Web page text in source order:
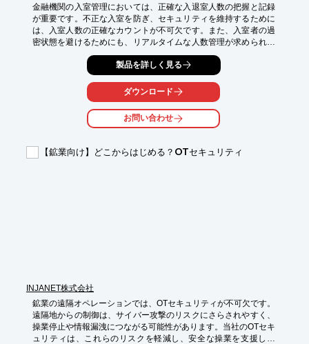
金融機関の入室管理においては、正確な入退室人数の把握と記録
が重要です。不正な入室を防ぎ、セキュリティを維持するために
は、入室人数の正確なカウントが不可欠です。また、入室者の過
密状態を避けるためにも、リアルタイムな人数管理が求められま
す。カウンタユニットTCN9シリーズは、入室管理システムと連
携し、入退室者の人数を正確にカウントすることで、これらの課
題を解決します。
【活用シーン】
・銀行の支店、ATMコーナー
・オフィスビル、データセンター
・入退室管理システムとの連携
製品を詳しく見る
ダウンロード
お問い合わせ
【鉱業向け】どこからはじめる？OTセキュリティ
INJANET株式会社
鉱業の遠隔オペレーションでは、OTセキュリティが不可欠です。
遠隔地からの制御は、サイバー攻撃のリスクにさらされやすく、
操業停止や情報漏洩につながる可能性があります。当社のOTセキ
ュリティは、これらのリスクを軽減し、安全な操業を支援しま